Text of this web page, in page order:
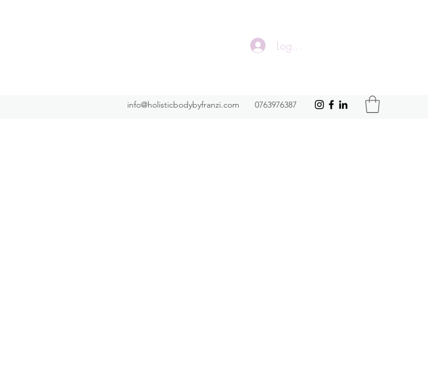
Logga in
info@holisticbodybyfranzi.com 0763976387